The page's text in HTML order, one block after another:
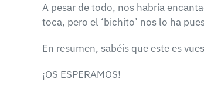
A pesar de todo, nos habría
toca, pero el ‘bichito’ nos lo ha
En resumen, sabéis que este es
¡OS ESPERAMOS!